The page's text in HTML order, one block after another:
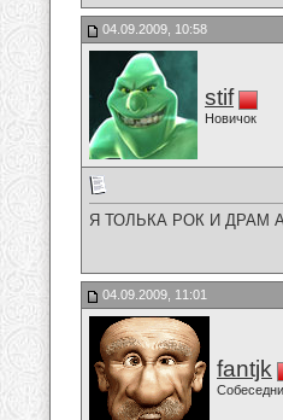
04.09.2009, 10:58
stif
Новичок
Я ТОЛЬКА РОК И ДРАМ
04.09.2009, 11:01
fantjk